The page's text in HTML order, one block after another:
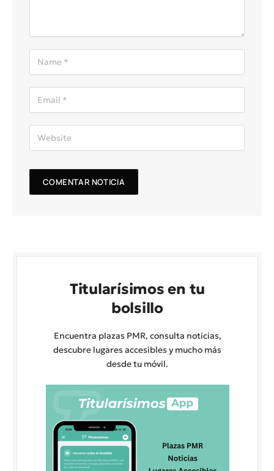
Titularísimos en tu
bolsillo
Encuentra plazas PMR, consulta noticias,
descubre lugares accesibles y mucho más
desde tu móvil.